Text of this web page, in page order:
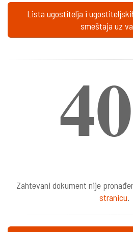
Lista ugostitelja i
smeštaja uz
Zahtevani dokument nije
stranicu.